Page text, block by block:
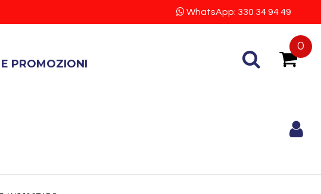
WhatsApp: 330 34 94 49
PROMOZIONI
0